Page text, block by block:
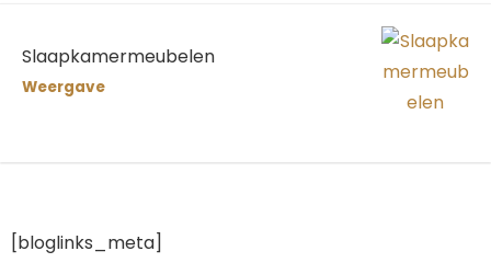
Slaapkamermeubelen
Weergave
[bloglinks_meta]